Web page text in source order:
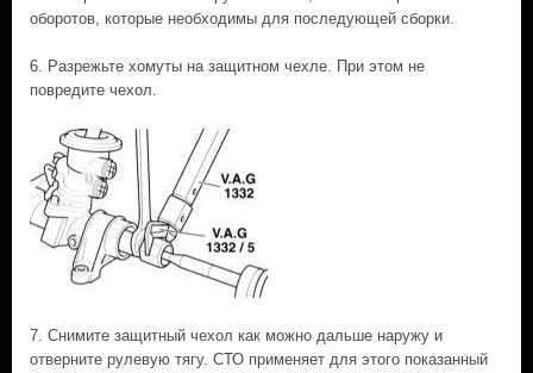
оборотов, которые необходимы для последующей сборки.
6. Разрежьте хомуты на защитном чехле. При этом не
повредите чехол.
7. Снимите защитный чехол как можно дальше наружу и
отверните рулевую тягу. СТО применяет для этого показанный